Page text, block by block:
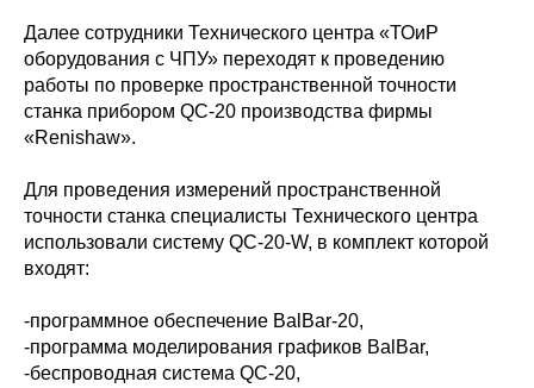
Далее сотрудники Технического центра «ТОиР
оборудования с ЧПУ» переходят к проведению
работы по проверке пространственной точности
станка прибором QC-20 производства фирмы
«Renishaw».
Для проведения измерений пространственной
точности станка специалисты Технического центра
использовали систему QC-20-W, в комплект которой
входят:
-программное обеспечение BalBar-20,
-программа моделирования графиков BalBar,
-беспроводная система QC-20,